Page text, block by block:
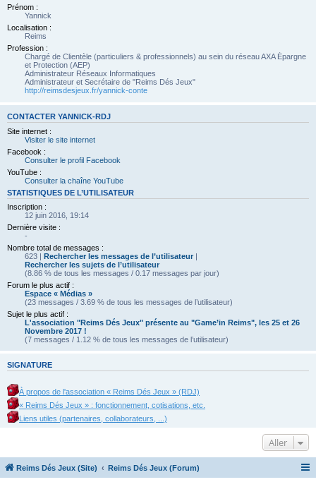
Prénom :
Yannick
Localisation :
Reims
Profession :
Chargé de Clientèle (particuliers & professionnels) au sein du réseau AXA Épargne
et Protection (AEP)
Administrateur Réseaux Informatiques
Administrateur et Secrétaire de "Reims Dés Jeux"
http://reimsdesjeux.fr/yannick-conte
CONTACTER YANNICK-RDJ
Site internet :
Visiter le site internet
Facebook :
Consulter le profil Facebook
YouTube :
Consulter la chaîne YouTube
STATISTIQUES DE L’UTILISATEUR
Inscription :
12 juin 2016, 19:14
Dernière visite :
-
Nombre total de messages :
623 | Rechercher les messages de l’utilisateur |
Rechercher les sujets de l’utilisateur
(8.86 % de tous les messages / 0.17 messages par jour)
Forum le plus actif :
Espace « Médias »
(23 messages / 3.69 % de tous les messages de l’utilisateur)
Sujet le plus actif :
L'association "Reims Dés Jeux" présente au "Game’in Reims", les 25 et 26
Novembre 2017 !
(7 messages / 1.12 % de tous les messages de l’utilisateur)
SIGNATURE
À propos de l'association « Reims Dés Jeux » (RDJ)
« Reims Dés Jeux » : fonctionnement, cotisations, etc.
Liens utiles (partenaires, collaborateurs, ...)
Aller
Reims Dés Jeux (Site) Reims Dés Jeux (Forum)